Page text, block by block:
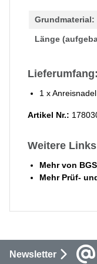
Grundmaterial:
Länge
Lieferumfang:
1 x
Artikel Nr.:
Weitere
Mehr von
Mehr Prüf-
Newsletter